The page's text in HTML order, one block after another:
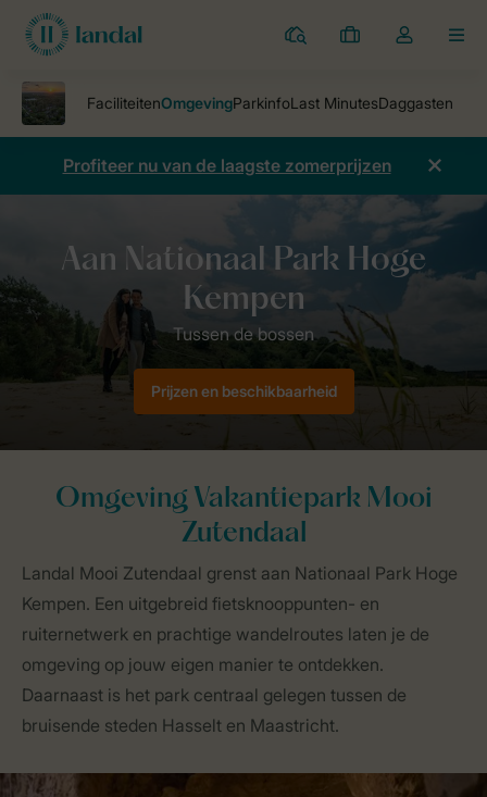
Parken
Mijn
Open
van
mijn
account
Profiteer nu van de laagste zomerprijzen
Parken Landal Mooi Zutendaal Omgeving
Prijzen en beschikbaarheid
Omgeving Vakantiepark Mooi
Zutendaal
Landal Mooi Zutendaal grenst aan Nationaal Park Hoge
Kempen. Een uitgebreid fietsknooppunten- en
ruiternetwerk en prachtige wandelroutes laten je de
omgeving op jouw eigen manier te ontdekken.
Daarnaast is het park centraal gelegen tussen de
bruisende steden Hasselt en Maastricht.